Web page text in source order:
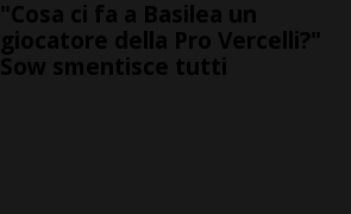
"Cosa ci fa a Basilea un
giocatore della Pro Vercelli?"
Sow smentisce tutti